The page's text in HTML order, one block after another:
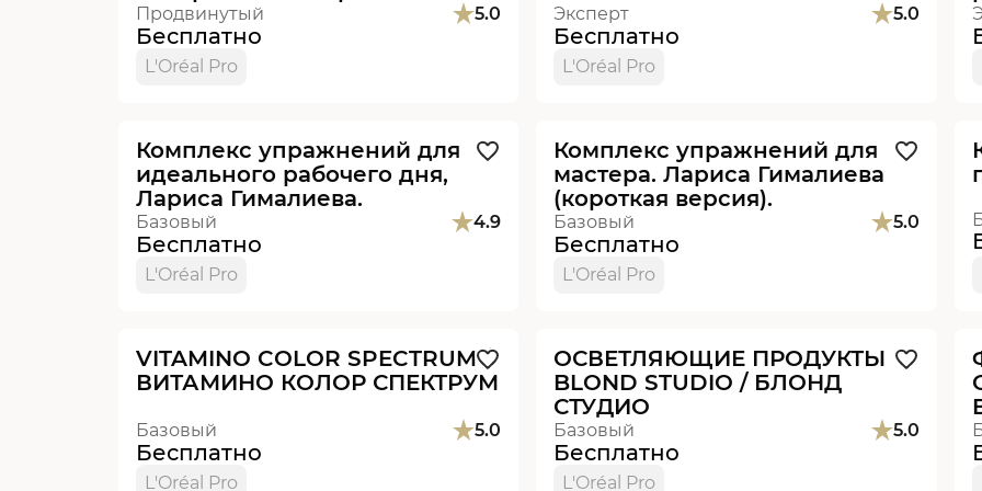
Новоселова.
Продвинутый 5.0
Бесплатно
L'Oréal Pro
Эксперт 5.0
Бесплатно
L'Oréal Pro
Комплекс упражнений для
идеального рабочего дня,
Лариса Гималиева.
Базовый 4.9
Бесплатно
L'Oréal Pro
Комплекс упражнений для
мастера. Лариса Гималиева
(короткая версия).
Базовый 5.0
Бесплатно
L'Oréal Pro
VITAMINO COLOR SPECTRUM /
ВИТАМИНО КОЛОР СПЕКТРУМ
Базовый 5.0
Бесплатно
L'Oréal Pro
ОСВЕТЛЯЮЩИЕ ПРОДУКТЫ
BLOND STUDIO / БЛОНД
СТУДИО
Базовый 5.0
Бесплатно
L'Oréal Pro